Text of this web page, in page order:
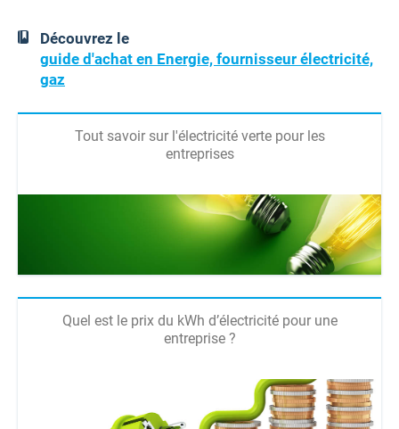
Découvrez le
guide d'achat en Energie, fournisseur électricité,
gaz
Tout savoir sur l'électricité verte pour les
entreprises
Quel est le prix du kWh d’électricité pour une
entreprise ?